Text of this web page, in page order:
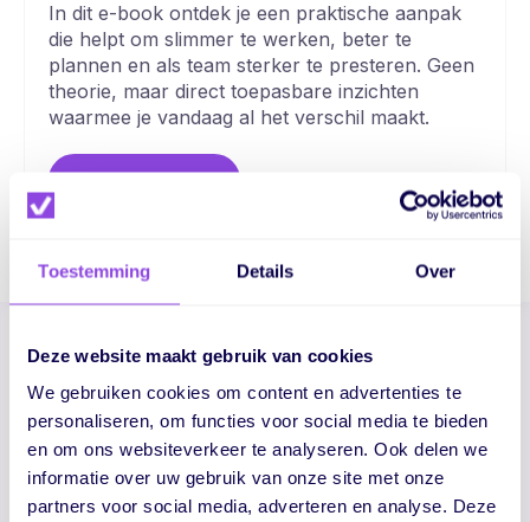
Toestemming Details Over
Deze website maakt gebruik van cookies
We gebruiken cookies om content en advertenties te
personaliseren, om functies voor social media te bieden
en om ons websiteverkeer te analyseren. Ook delen we
informatie over uw gebruik van onze site met onze
partners voor social media, adverteren en analyse. Deze
In dit e-book ontdek je een praktische aanpak
die helpt om slimmer te werken, beter te
plannen en als team sterker te presteren. Geen
theorie, maar direct toepasbare inzichten
waarmee je vandaag al het verschil maakt.
Download e-book
Verbeter de samenwerking